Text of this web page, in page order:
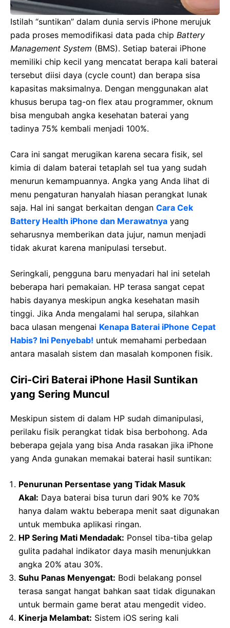
Istilah “suntikan” dalam dunia servis iPhone merujuk
pada proses memodifikasi data pada chip Battery
Management System (BMS). Setiap baterai iPhone
memiliki chip kecil yang mencatat berapa kali baterai
tersebut diisi daya (cycle count) dan berapa sisa
kapasitas maksimalnya. Dengan menggunakan alat
khusus berupa tag-on flex atau programmer, oknum
bisa mengubah angka kesehatan baterai yang
tadinya 75% kembali menjadi 100%.
Cara ini sangat merugikan karena secara fisik, sel
kimia di dalam baterai tetaplah sel tua yang sudah
menurun kemampuannya. Angka yang Anda lihat di
menu pengaturan hanyalah hiasan perangkat lunak
saja. Hal ini sangat berkaitan dengan Cara Cek
Battery Health iPhone dan Merawatnya yang
seharusnya memberikan data jujur, namun menjadi
tidak akurat karena manipulasi tersebut.
Seringkali, pengguna baru menyadari hal ini setelah
beberapa hari pemakaian. HP terasa sangat cepat
habis dayanya meskipun angka kesehatan masih
tinggi. Jika Anda mengalami hal serupa, silahkan
baca ulasan mengenai Kenapa Baterai iPhone Cepat
Habis? Ini Penyebab! untuk memahami perbedaan
antara masalah sistem dan masalah komponen fisik.
Ciri-Ciri Baterai iPhone Hasil Suntikan
yang Sering Muncul
Meskipun sistem di dalam HP sudah dimanipulasi,
perilaku fisik perangkat tidak bisa berbohong. Ada
beberapa gejala yang bisa Anda rasakan jika iPhone
yang Anda gunakan memakai baterai hasil suntikan:
Penurunan Persentase yang Tidak Masuk
Akal: Daya baterai bisa turun dari 90% ke 70%
hanya dalam waktu beberapa menit saat digunakan
untuk membuka aplikasi ringan.
HP Sering Mati Mendadak: Ponsel tiba-tiba gelap
gulita padahal indikator daya masih menunjukkan
angka 20% atau 30%.
Suhu Panas Menyengat: Bodi belakang ponsel
terasa sangat hangat bahkan saat tidak digunakan
untuk bermain game berat atau mengedit video.
Kinerja Melambat: Sistem iOS sering kali